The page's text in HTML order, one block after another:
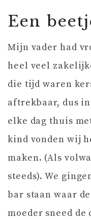
Een
Mijn vader had
heel veel
die tijd waren
aftrekbaar, dus
elke dag thuis
kind vonden wij
maken. (Als
steeds). We
bar staan waar
moeder sneed de